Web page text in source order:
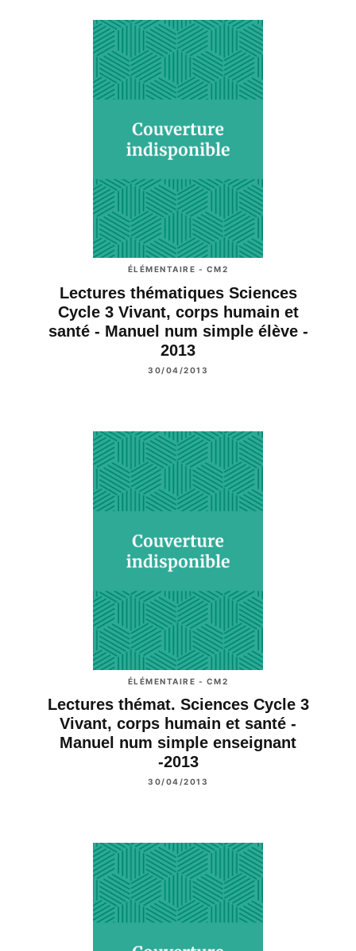
ÉLÉMENTAIRE - CM2
Lectures thématiques Sciences
Cycle 3 Vivant, corps humain et
santé - Manuel num simple élève -
2013
30/04/2013
ÉLÉMENTAIRE - CM2
Lectures thémat. Sciences Cycle 3
Vivant, corps humain et santé -
Manuel num simple enseignant
-2013
30/04/2013